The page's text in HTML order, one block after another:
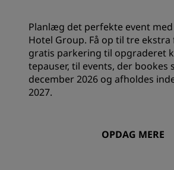
Planlæg det perfekte event med
Hotel Group. Få op til tre
gratis parkering til opgraderet
tepauser, til events, der bookes
december 2026 og afholdes
2027.
OPDAG MERE